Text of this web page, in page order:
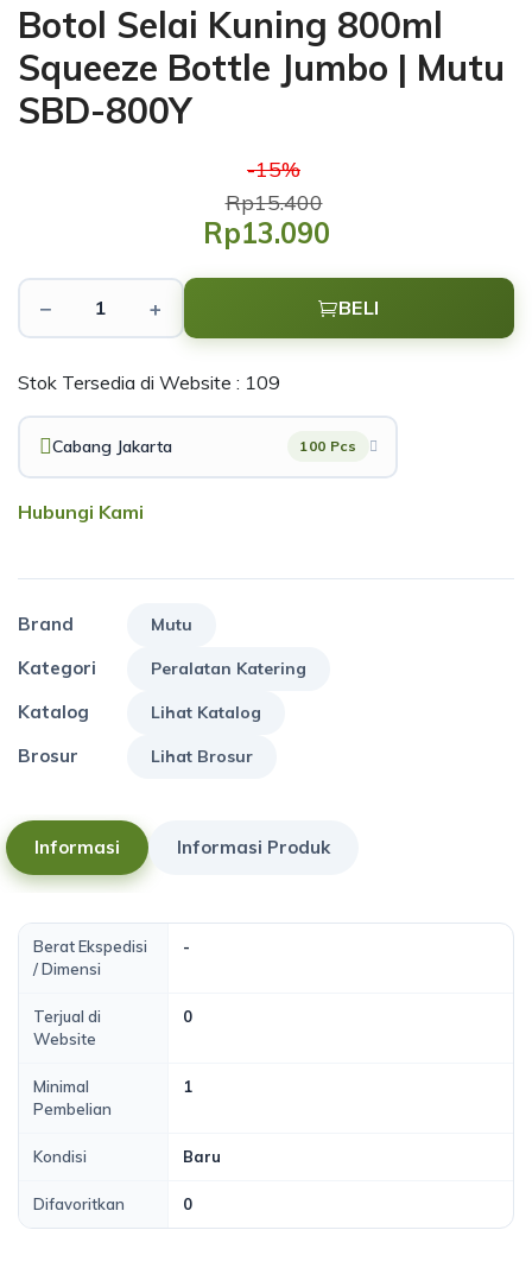
Botol Selai Kuning 800ml
Squeeze Bottle Jumbo | Mutu
SBD-800Y
-15%
Rp15.400
Rp13.090
− + BELI
Stok Tersedia di Website : 109
Cabang Jakarta 100 Pcs
Hubungi Kami
Brand Mutu
Kategori Peralatan Katering
Katalog Lihat Katalog
Brosur Lihat Brosur
Informasi Informasi Produk
Berat Ekspedisi
/ Dimensi
-
Terjual di
Website
0
Minimal
Pembelian
1
Kondisi Baru
Difavoritkan 0